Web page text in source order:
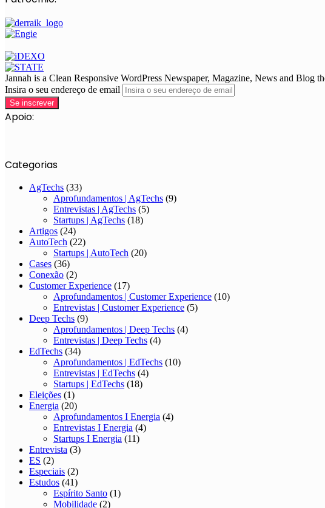
Jannah is a Clean Responsive WordPress Newspaper, Magazine, News and
Insira o seu endereço de email
Apoio:
Categorias
AgTechs (33)
Aprofundamentos | AgTechs (9)
Entrevistas | AgTechs (5)
Startups | AgTechs (18)
Artigos (24)
AutoTech (22)
Startups | AutoTech (20)
Cases (36)
Conexão (2)
Customer Experience (17)
Aprofundamentos | Customer Experience (10)
Entrevistas | Customer Experience (5)
Deep Techs (9)
Aprofundamentos | Deep Techs (4)
Entrevistas | Deep Techs (4)
EdTechs (34)
Aprofundamentos | EdTechs (10)
Entrevistas | EdTechs (4)
Startups | EdTechs (18)
Eleições (1)
Energia (20)
Aprofundamentos I Energia (4)
Entrevistas I Energia (4)
Startups I Energia (11)
Entrevista (3)
ES (2)
Especiais (2)
Estudos (41)
Espírito Santo (1)
Mobilidade (2)